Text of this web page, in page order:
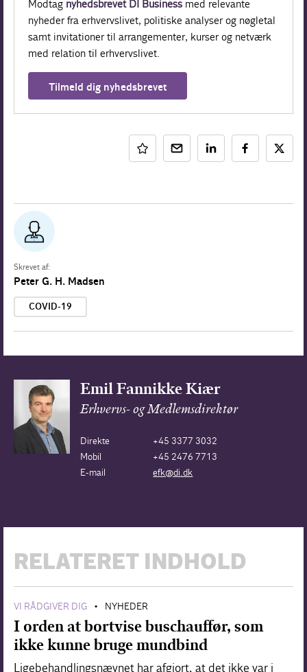
Modtag nyhedsbrevet DI Business med relevante
nyheder fra erhvervslivet, politiske analyser og nøgletal
samt invitationer til arrangementer, kurser og netværk
med relation til erhvervslivet.
Tilmeld dig nyhedsbrevet
Skrevet af:
Peter G. H. Madsen
COVID-19
Emil Fannikke Kiær
Erhvervs- og Medlemsdirektør
Direkte
+45 3377 3032
Mobil
+45 2476 7713
E-mail
efk@di.dk
RELATERET INDHOLD
VI RÅDGIVER DIG • NYHEDER
I orden at bortvise buschauffør, som
ikke kunne bruge mundbind
Ligebehandlingsnævnet har afgjort, at det ikke var i